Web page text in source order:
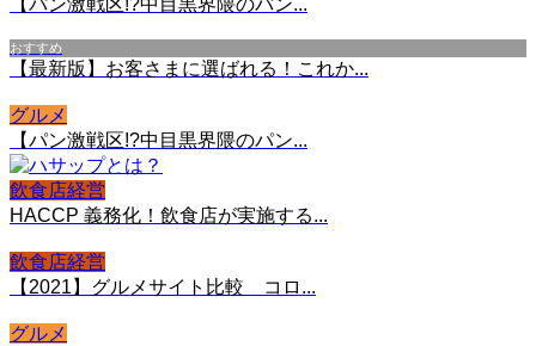
おすすめ
【最新版】お客さまに選ばれる！これか...
グルメ
【パン激戦区!?中目黒界隈のパン...
飲食店経営
HACCP 義務化！飲食店が実施する...
飲食店経営
【2021】グルメサイト比較 コロ...
グルメ